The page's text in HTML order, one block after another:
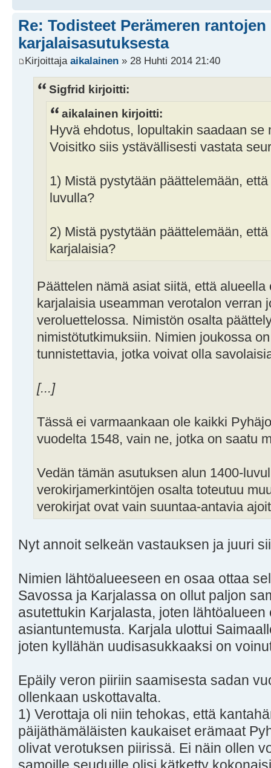
Re: Todisteet Perämeren rantojen
karjalaisasutuksesta
Kirjoittaja aikalainen » 28 Huhti 2014 21:40
Sigfrid kirjoitti:
aikalainen kirjoitti:
Hyvä ehdotus, lopultakin saadaan se
Voisitko siis ystävällisesti vastata
1) Mistä pystytään päättelemään,
luvulla?
2) Mistä pystytään päättelemään,
karjalaisia?
Päättelen nämä asiat siitä, että
karjalaisia useamman verotalon verran
veroluettelossa. Nimistön osalta
nimistötutkimuksiin. Nimien joukossa
tunnistettavia, jotka voivat olla
[...]
Tässä ei varmaankaan ole kaikki
vuodelta 1548, vain ne, jotka on saatu
Vedän tämän asutuksen alun 1400-
verokirjamerkintöjen osalta toteutuu
verokirjat ovat vain suuntaa-antavia
Nyt annoit selkeän vastauksen ja juuri
Nimien lähtöalueeseen en osaa ottaa
Savossa ja Karjalassa on ollut paljon
asutettukin Karjalasta, joten
asiantuntemusta. Karjala ulottui
joten kyllähän uudisasukkaaksi on
Epäily veron piiriin saamisesta sadan
ollenkaan uskottavalta.
1) Verottaja oli niin tehokas, että
päijäthämäläisten kaukaiset erämaat
olivat verotuksen piirissä. Ei näin ollen